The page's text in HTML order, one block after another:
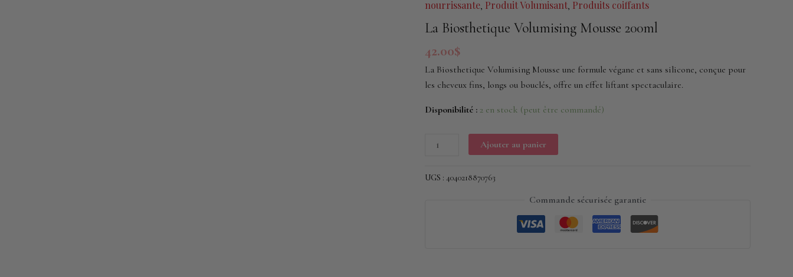
nourrissante, Produit Volumisant, Produits coiffants
La Biosthetique Volumising Mousse 200ml
42.00$
La Biosthetique Volumising Mousse une formule végane et sans silicone, conçue pour
les cheveux fins, longs ou bouclés, offre un effet liftant spectaculaire.
Disponibilité : 2 en stock (peut être commandé)
Volumising
Mousse
Ajouter au panier
UGS : 4040218870763
Commande sécurisée garantie